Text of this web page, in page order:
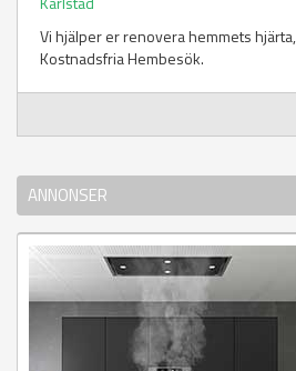
Vi hjälper er renovera hemmets
Kostnadsfria Hembesök.
ANNONSER